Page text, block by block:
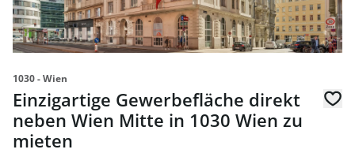
1030 - Wien
Einzigartige Gewerbefläche direkt
neben Wien Mitte in 1030 Wien zu
mieten